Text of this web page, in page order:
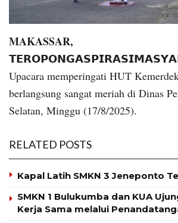
MAKASSAR,
Upacara memperingati HUT
berlangsung sangat meriah di Dinas
Selatan, Minggu (17/8/2025).
RELATED POSTS
Kapal Latih SMKN 3 Jeneponto
SMKN 1 Bulukumba dan KUA
Kerja Sama melalui